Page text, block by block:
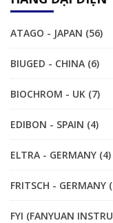
ATAGO - JAPAN (56)
BIUGED - CHINA (6)
BIOCHROM - UK (7)
EDIBON - SPAIN (4)
ELTRA - GERMANY (4)
FRITSCH - GERMANY
FYI (FANYUAN